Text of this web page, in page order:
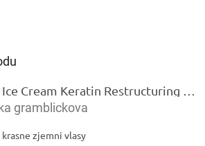
Inebrya Ice Cream Keratin Restructuring Mask – reštrukturalizačná maska s keratínom 1000 ml
produktu je 5 z 5 hviezdičiek.
gramblickova
zjemni vlasy